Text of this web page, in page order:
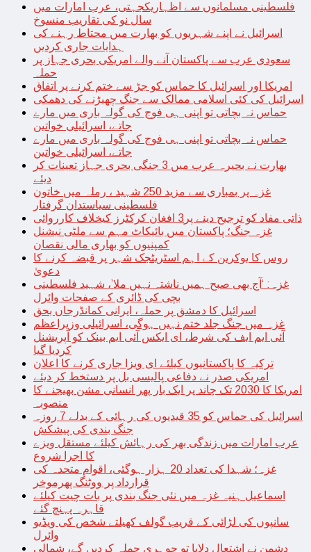
فلسطینی مسلمانوں سے اظہاریکجہتی، عرب امارات میں
سال نو کی تقاریب منسوخ
اسرائیل نے اپنے شہریوں کو بھارت میں محتاط رہنے کی
ہدایات جاری کردیں
سعودی عرب سے پاکستان آنے والے امریکی بحری جہاز پر
حملہ
امریکا اور اسرائیل کا حماس کو جڑ سے ختم کرنے پر اتفاق
اسرائیل کی کئی اسلامی ممالک سے جنگ چھیڑنے کی دھمکی
حماس نہ بچاتی تو اپنی ہی فوج کی گولہ باری میں مارے
جاتے، اسرائیلی خواتین
حماس نہ بچاتی تو اپنی ہی فوج کی گولہ باری میں مارے
جاتے، اسرائیلی خواتین
بھارت نے بحیرہ عرب میں 3 جنگی بحری جہاز تعینات کر
دیئے
غزہ پر بمباری سے مزید 250 شہید ، رملہ میں خاتون
فلسطینی سیاستدان گرفتار
ذاتی مفاد کو ترجیح دینے پر3 افغان کرکٹرز کیخلاف کارروائی
غزہ جنگ؛ پاکستان میں بائیکاٹ مہم سے ملٹی نیشنل
کمپنیوں کو بھاری مالی نقصان
روس کا یوکرین کے اہم اسٹریٹجک شہر پر قبضہ کرنے کا
دعویٰ
غزہ: ‘آج بھی صبح ہمیں ناشتہ نہیں ملا’، شہید فلسطینی
بچی کی ڈائری کے صفحات وائرل
اسرائیل کا دمشق پر حملہ، ایرانی کمانڈرجاں بحق
غزہ میں جنگ جلد ختم نہیں ہوگی، اسرائیلی وزیراعظم
آئی ایم ایف کی شرط، ای ایکس آئی ایم بینک کو آپریشنل
کردیا گیا
ترکیہ کا پاکستانیوں کیلئے ای ویزا جاری کرنے کا اعلان
امریکی صدر نے دفاعی پالیسی بل پر دستخط کر دیئے
امریکا کا 2030 تک چاند پر ایک بار پھر انسانی مشن بھیجنے کا
منصوبہ
اسرائیل کی حماس کو 35 قیدیوں کی رہائی کے بدلے 7 روزہ
جنگ بندی کی پیشکش
عرب امارات میں زندگی بھر کی رہائش کیلئے مستقل ویزے
کا اجرا شروع
غزہ؛ شہدا کی تعداد 20 ہزار ہوگئی، اقوام متحدہ کی
قرارداد پر ووٹنگ پھرموخر
اسماعیل ہنیہ غزہ میں نئی جنگ بندی پر بات چیت کیلئے
قاہرہ پہنچ گئے
سانپوں کی لڑائی کے قریب گولف کھیلتے شخص کی ویڈیو
وائرل
دشمن نے اشتعال دلایا تو جوہری حملہ کردیں گے، شمالی